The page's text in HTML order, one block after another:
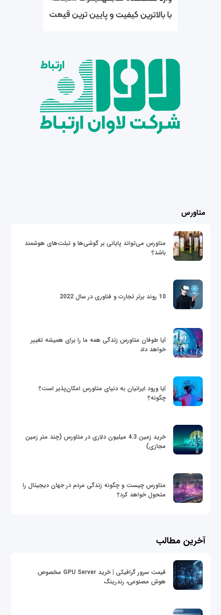
متاورس
متاورس می‌تواند پایانی بر گوشی‌ها و تبلت‌های هوشمند
باشد؟
10 روند برتر تجارت و فناوری در سال 2022
آیا طوفان متاورس زندگی همه ما را برای همیشه تغییر
خواهد داد
آیا ورود ایرانیان به دنیای متاورس امکان‌پذیر است؟
چگونه؟
خرید زمین 4.3 میلیون دلاری در متاورس (چند متر زمین
مجازی)
متاورس چیست و چگونه زندگی مردم در جهان دیجیتال را
متحول خواهد کرد؟
آخرین مطالب
قیمت سرور گرافیکی | خرید GPU Server مخصوص
هوش مصنوعی، رندرینگ